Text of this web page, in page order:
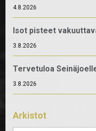
4.8.2026
Isot pisteet
3.8.2026
Tervetuloa
3.8.2026
Arkistot